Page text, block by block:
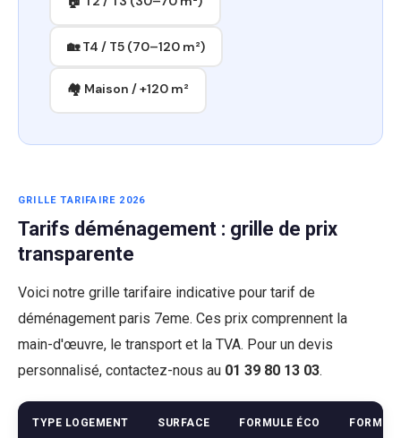
🏡 T4 / T5 (70–120 m²)
🏘 Maison / +120 m²
GRILLE TARIFAIRE 2026
Tarifs déménagement : grille de prix
transparente
Voici notre grille tarifaire indicative pour tarif de
déménagement paris 7eme. Ces prix comprennent la
main-d'œuvre, le transport et la TVA. Pour un devis
personnalisé, contactez-nous au 01 39 80 13 03.
TYPE LOGEMENT SURFACE FORMULE ÉCO